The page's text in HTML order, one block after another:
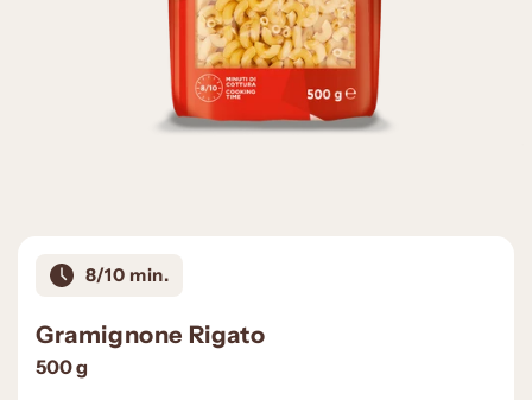
8/10 min.
Gramignone Rigato
500g